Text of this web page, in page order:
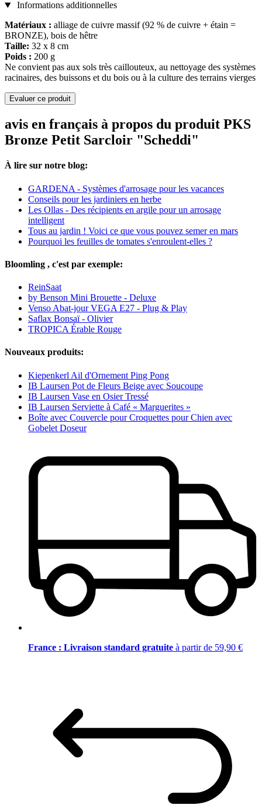
Informations additionnelles
Matériaux : alliage de cuivre massif (92 % de cuivre + étain =
BRONZE), bois de hêtre
Taille: 32 x 8 cm
Poids : 200 g
Ne convient pas aux sols très caillouteux, au nettoyage des systèmes
racinaires, des buissons et du bois ou à la culture des terrains vierges
Evaluer ce produit
avis en français à propos du produit PKS
Bronze Petit Sarcloir "Scheddi"
À lire sur notre blog:
GARDENA - Systèmes d'arrosage pour les vacances
Conseils pour les jardiniers en herbe
Les Ollas - Des récipients en argile pour un arrosage
intelligent
Tous au jardin ! Voici ce que vous pouvez semer en mars
Pourquoi les feuilles de tomates s'enroulent-elles ?
Bloomling , c'est par exemple:
ReinSaat
by Benson Mini Brouette - Deluxe
Venso Abat-jour VEGA E27 - Plug & Play
Saflax Bonsaï - Olivier
TROPICA Érable Rouge
Nouveaux produits:
Kiepenkerl Ail d'Ornement Ping Pong
IB Laursen Pot de Fleurs Beige avec Soucoupe
IB Laursen Vase en Osier Tressé
IB Laursen Serviette à Café « Marguerites »
Boîte avec Couvercle pour Croquettes pour Chien avec
Gobelet Doseur
France : Livraison standard gratuite à partir de 59,90 €